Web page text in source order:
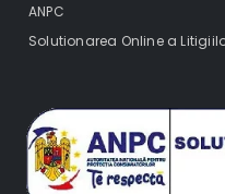
ANPC
Solutionarea Online a